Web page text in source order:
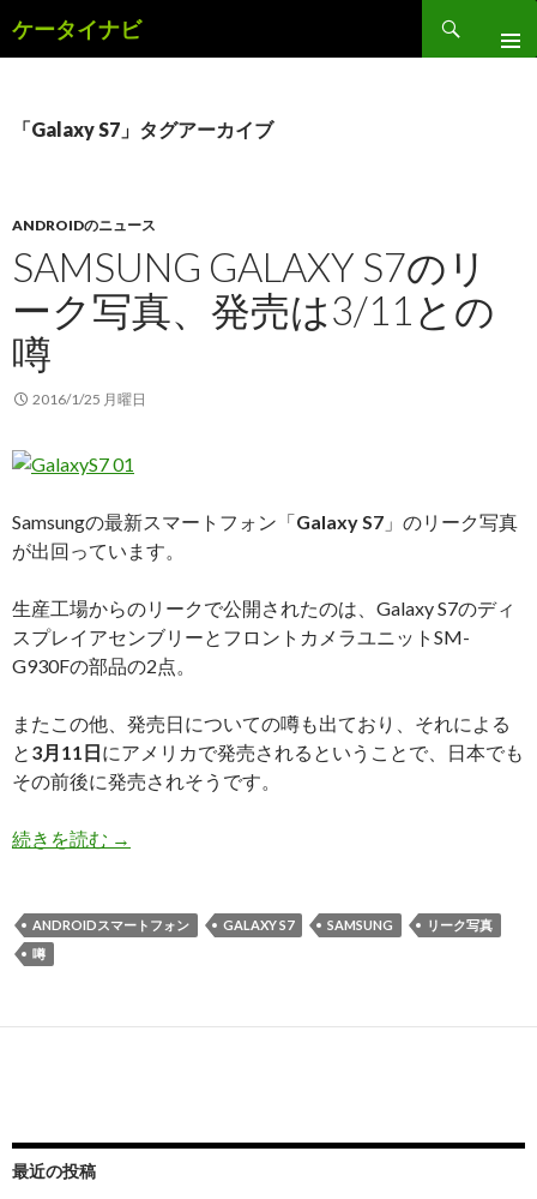
ケータイナビ
索
ン
キ
ッ
プ
「Galaxy S7」タグアーカイブ
ANDROIDのニュース
SAMSUNG GALAXY S7のリ
ーク写真、発売は3/11との
噂
2016/1/25 月曜日
Samsungの最新スマートフォン「Galaxy S7 」のリーク写真
が出回っています。
生産工場からのリークで公開されたのは、Galaxy S7のディ
スプレイアセンブリーとフロントカメラユニットSM-
G930Fの部品の2点。
またこの他、発売日についての噂も出ており、それによる
と 3月11日にアメリカで発売されるということで、日本でも
その前後に発売されそうです。
続きを読む Samsung
の
は
→
ANDROIDスマートフォン GALAXY S7 SAMSUNG
リーク写真
噂
最近の投稿